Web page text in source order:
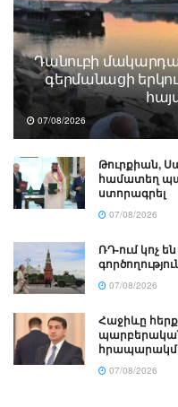
Դանուբի
գերմանացի
07/08/2026
Թուրքիան,
համատեղ
ստորագրել
07/08/2026
ՌԴ-ում կոչ
07/08/2026
Հաջիևը
07/08/2026